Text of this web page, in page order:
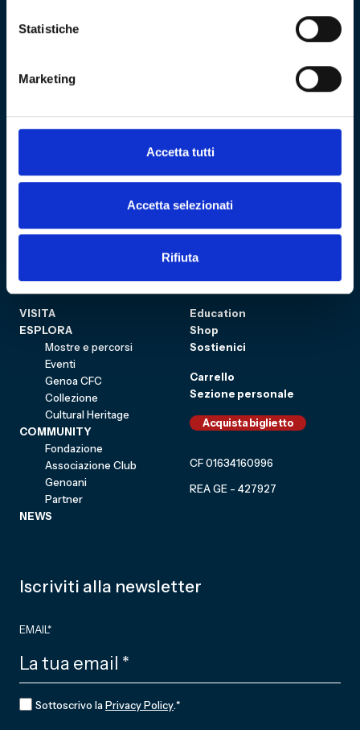
Statistiche
Marketing
Accetta tutti
Accetta selezionati
Rifiuta
Fondazione Genoa 1893 ETS
Via al Porto Antico 4 | 16128 Genova
info@fondazionegenoa.com
VISITA
ESPLORA
Mostre e percorsi
Eventi
Genoa CFC
Collezione
Cultural Heritage
COMMUNITY
Fondazione
Associazione Club
Genoani
Partner
NEWS
Education
Shop
Sostienici
Carrello
Sezione personale
Acquista biglietto
CF 01634160996
REA GE - 427927
Iscriviti alla newsletter
EMAIL*
CONSENSO*
Sottoscrivo laPrivacy Policy.*